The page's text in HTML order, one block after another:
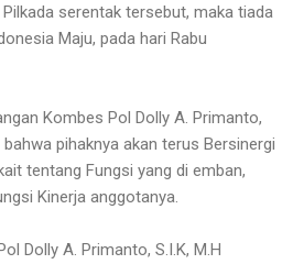
serentak tersebut, maka tiada
Maju, pada hari Rabu
Kombes Pol Dolly A. Primanto,
bahwa pihaknya akan terus Bersinergi
tentang Fungsi yang di emban,
Kinerja anggotanya.
Dolly A. Primanto, S.I.K, M.H